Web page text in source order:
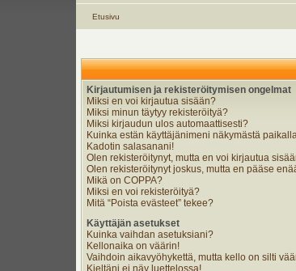
Etusivu
Kirjautumisen ja rekisteröitymisen ongelmat
Miksi en voi kirjautua sisään?
Miksi minun täytyy rekisteröityä?
Miksi kirjaudun ulos automaattisesti?
Kuinka estän käyttäjänimeni näkymästä
Kadotin salasanani!
Olen rekisteröitynyt, mutta en voi kirjautua
Olen rekisteröitynyt joskus, mutta en pääse
Mikä on COPPA?
Miksi en voi rekisteröityä?
Mitä “Poista evästeet” tekee?
Käyttäjän asetukset
Kuinka vaihdan asetuksiani?
Kellonaika on väärin!
Vaihdoin aikavyöhykettä, mutta kello on silti
Kieltäni ei näy luettelossa!